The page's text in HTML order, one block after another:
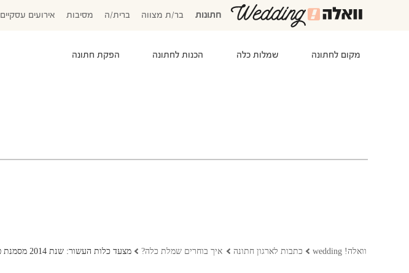
חתונות בר/ת מצווה ברית/ה מסיבות אירועים עסקיים
מקום לחתונה שמלות כלה הכנות לחתונה הפקת חתונה
וואלה! wedding כתבות לארגון חתונה איך בוחרים שמלת כלה? מצעד כלות העשור: שנת 2014 מסמנת טרנד חדש בביצה